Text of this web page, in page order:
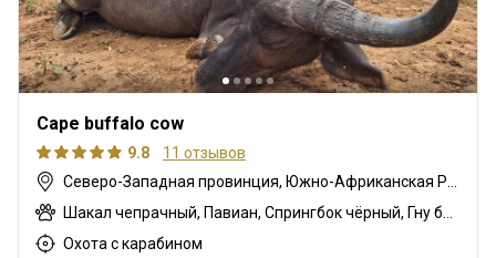
Cape buffalo cow
9.8
11 отзывов
Охота с карабином